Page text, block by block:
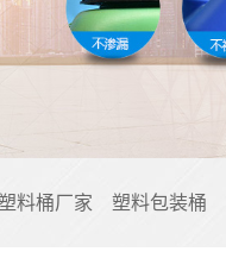
料桶厂家 塑料包装桶